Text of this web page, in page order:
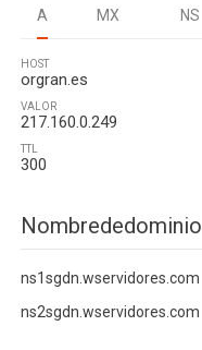
A MX NS
HOST
orgran.es
VALOR
217.160.0.249
TTL
300
Nombrededominio
ns1sgdn.wservidores.com
ns2sgdn.wservidores.com